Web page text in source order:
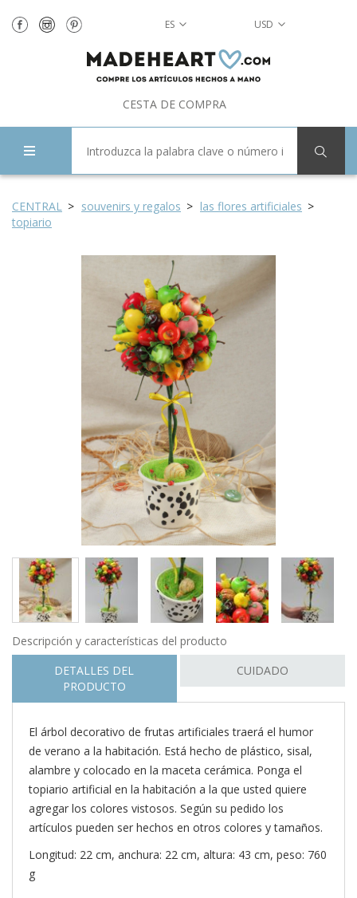
ES USD
CESTA DE COMPRA
CENTRAL souvenirs y regalos
las flores artificiales
topiario
Descripción y características del producto
DETALLES DEL
PRODUCTO
CUIDADO
El árbol decorativo de frutas artificiales traerá el humor
de verano a la habitación. Está hecho de plástico, sisal,
alambre y colocado en la maceta cerámica. Ponga el
topiario artificial en la habitación a la que usted quiere
agregar los colores vistosos. Según su pedido los
artículos pueden ser hechos en otros colores y tamaños.
Longitud: 22 cm, anchura: 22 cm, altura: 43 cm, peso: 760
g